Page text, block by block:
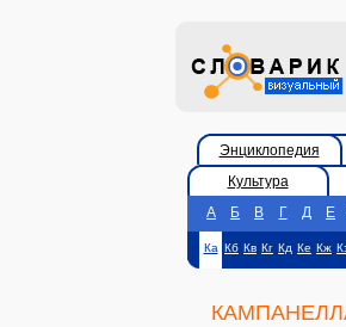
Энциклопедия
Культура
А
Б В Г Д Е
Ка Кб Кв Кг Кд Ке Кж